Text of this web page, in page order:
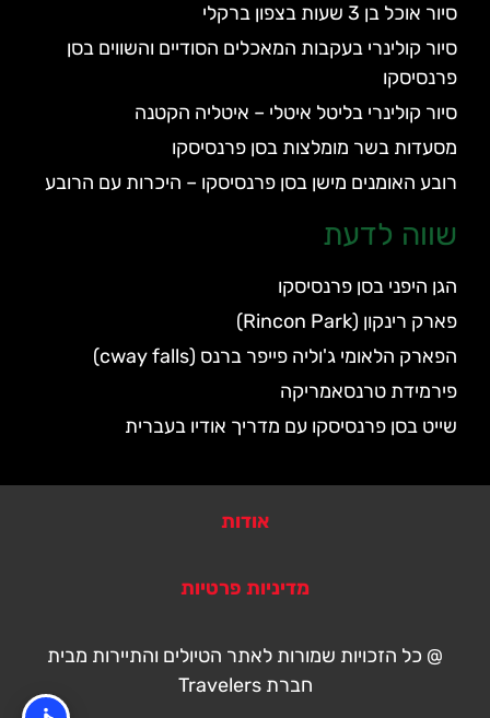
סיור אוכל בן 3 שעות בצפון ברקלי
סיור קולינרי בעקבות המאכלים הסודיים והשווים בסן
פרנסיסקו
סיור קולינרי בליטל איטלי – איטליה הקטנה
מסעדות בשר מומלצות בסן פרנסיסקו
רובע האומנים מישן בסן פרנסיסקו – היכרות עם הרובע
שווה לדעת
הגן היפני בסן פרנסיסקו
פארק רינקון (Rincon Park)
הפארק הלאומי ג'וליה פייפר ברנס (cway falls)
פירמידת טרנסאמריקה
שייט בסן פרנסיסקו עם מדריך אודיו בעברית
אודות
מדיניות פרטיות
@ כל הזכויות שמורות לאתר הטיולים והתיירות מבית
חברת Travelers